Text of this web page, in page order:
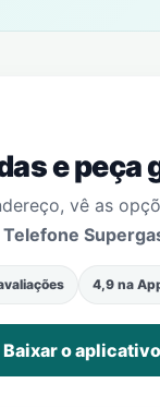
e
vê as
Telefone
4,9 na
Baixar o aplicativo